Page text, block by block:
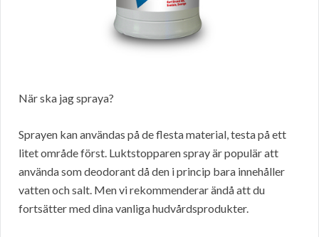
När ska jag spraya?
Sprayen kan användas på de flesta material, testa på ett
litet område först. Luktstopparen spray är populär att
använda som deodorant då den i princip bara innehåller
vatten och salt. Men vi rekommenderar ändå att du
fortsätter med dina vanliga hudvårdsprodukter.